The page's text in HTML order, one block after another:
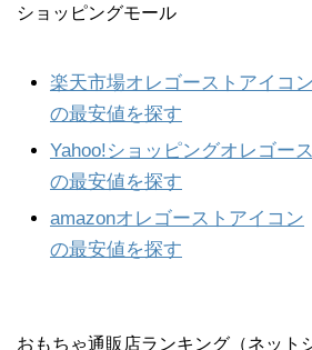
ショッピングモール
楽天市場オレゴーストアイコン
の最安値を探す
Yahoo!ショッピングオレゴー
の最安値を探す
amazonオレゴーストアイコン
の最安値を探す
おもちゃ通販店ランキング（ネット